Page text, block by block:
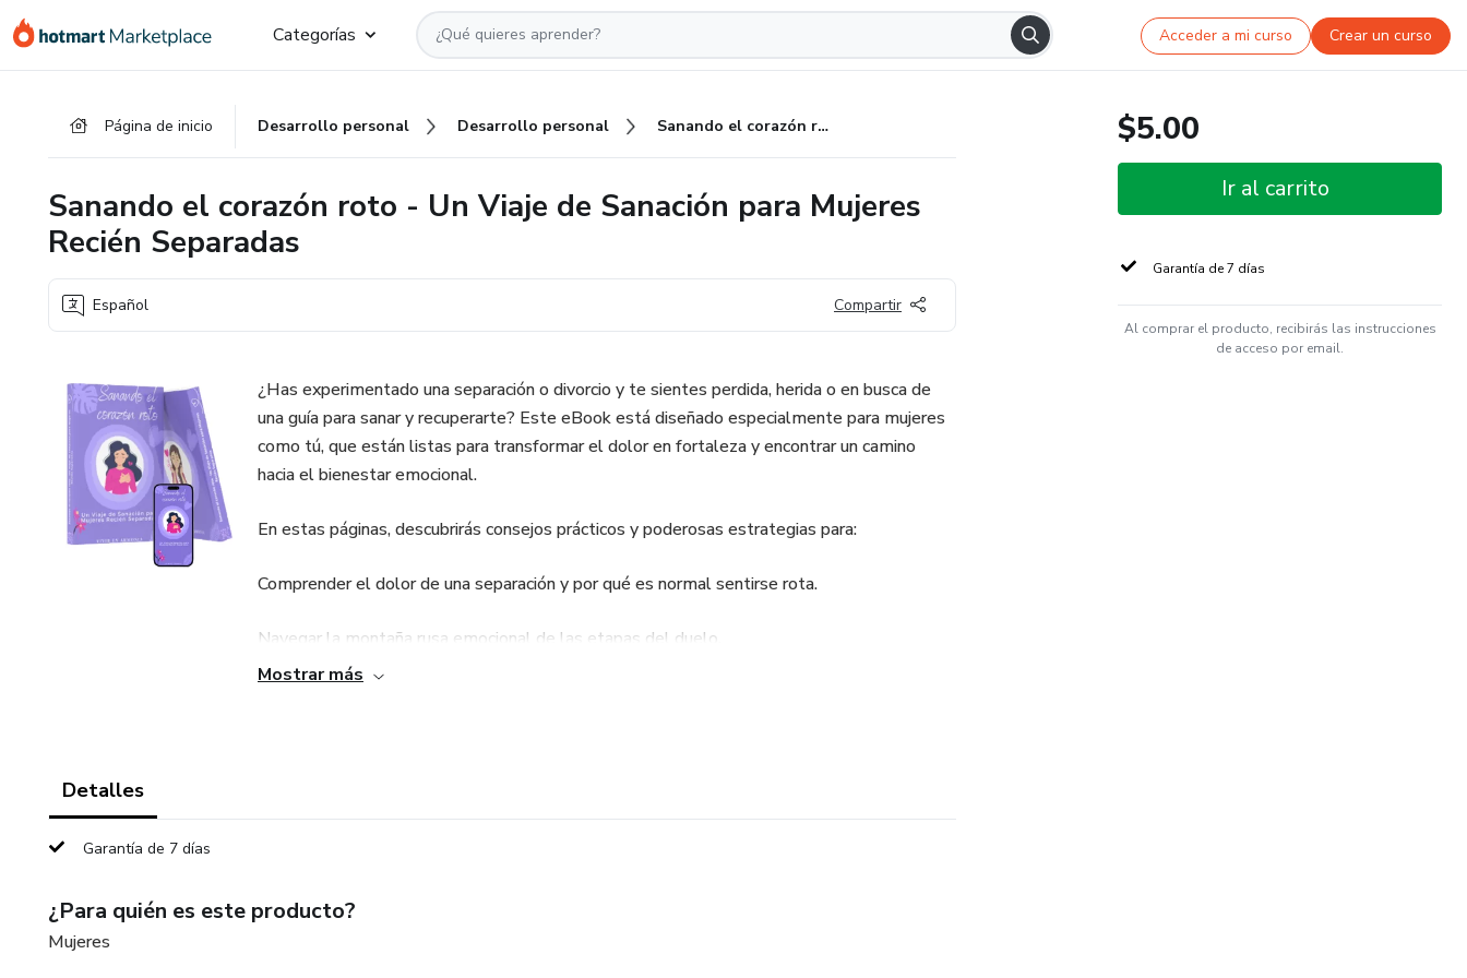
Categorías Acceder a mi curso Crear un curso
Página de inicio Desarrollo personal Desarrollo personal Sanando el corazón roto - Un Viaje de Sanación para Mujeres Recién Separadas
Sanando el corazón roto - Un Viaje de Sanación para Mujeres
Recién Separadas
Español Compartir
¿Has experimentado una separación o divorcio y te sientes perdida, herida o en busca de
una guía para sanar y recuperarte? Este eBook está diseñado especialmente para mujeres
como tú, que están listas para transformar el dolor en fortaleza y encontrar un camino
hacia el bienestar emocional.
En estas páginas, descubrirás consejos prácticos y poderosas estrategias para:
Comprender el dolor de una separación y por qué es normal sentirse rota.
Navegar la montaña rusa emocional de las etapas del duelo.
Redefinir tu amor propio y reconstruir tu vida con nuevas metas y sueños.
Mostrar más
Detalles
Garantía de 7 días
¿Para quién es este producto?
Mujeres
$5.00
Ir al carrito
Garantía de 7 días
Al comprar el producto, recibirás las instrucciones
de acceso por email.